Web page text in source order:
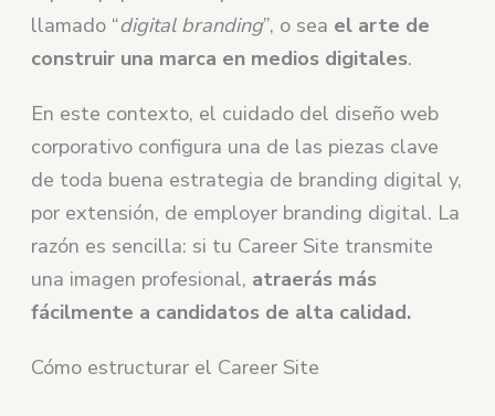
llamado “digital branding”, o sea el arte de
construir una marca en medios digitales.
En este contexto, el cuidado del diseño web
corporativo configura una de las piezas clave
de toda buena estrategia de branding digital y,
por extensión, de employer branding digital. La
razón es sencilla: si tu Career Site transmite
una imagen profesional, atraerás más
fácilmente a candidatos de alta calidad.
Cómo estructurar el Career Site